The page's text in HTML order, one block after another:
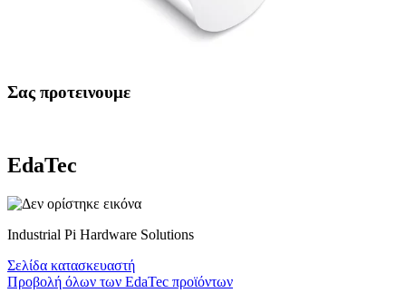
Σας προτεινουμε
EdaTec
Industrial Pi Hardware Solutions
Σελίδα κατασκευαστή
Προβολή όλων των EdaTec προϊόντων